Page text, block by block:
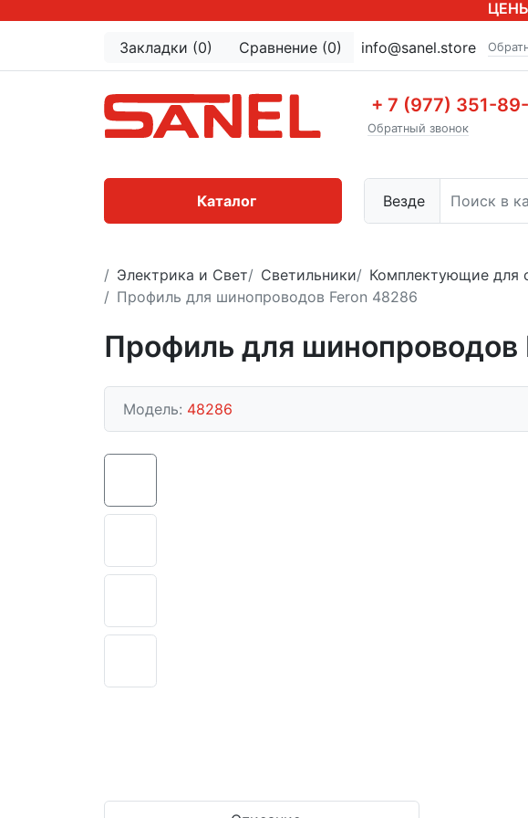
Закладки (0) Сравнение (0) info@sanel.store
+ 7 (977) 351-
Обратный звонок
Везде
Каталог
Электрика и Свет Светильники Комплектующие для
Профиль для шинопроводов Feron 48286
Профиль для шинопроводов
Модель: 48286